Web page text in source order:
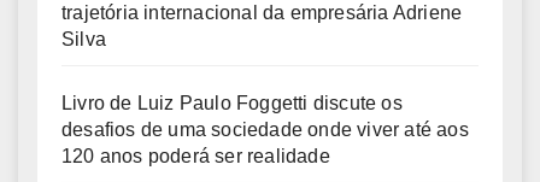
trajetória internacional da empresária Adriene
Silva
Livro de Luiz Paulo Foggetti discute os
desafios de uma sociedade onde viver até aos
120 anos poderá ser realidade